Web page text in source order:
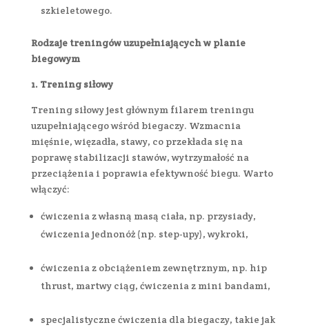
szkieletowego.
Rodzaje treningów uzupełniających w planie
biegowym
1. Trening siłowy
Trening siłowy jest głównym filarem treningu
uzupełniającego wśród biegaczy. Wzmacnia
mięśnie, więzadła, stawy, co przekłada się na
poprawę stabilizacji stawów, wytrzymałość na
przeciążenia i poprawia efektywność biegu. Warto
włączyć:
ćwiczenia z własną masą ciała, np. przysiady,
ćwiczenia jednonóż (np. step-upy), wykroki,
ćwiczenia z obciążeniem zewnętrznym, np. hip
thrust, martwy ciąg, ćwiczenia z mini bandami,
specjalistyczne ćwiczenia dla biegaczy, takie jak